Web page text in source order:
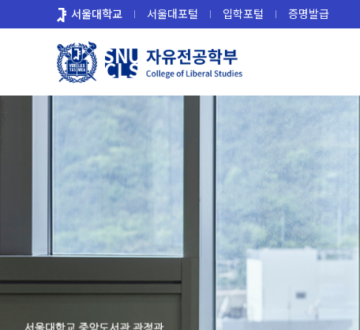
로
서울대학교 서울대포털 입학포털 증명발급